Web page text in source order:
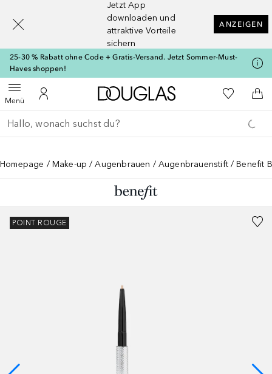
Jetzt App
downloaden und
attraktive Vorteile
sichern
ANZEIGEN
25-30 % Rabatt ohne Code + Gratis-Versand. Jetzt Sommer-Must-
Haves shoppen!
MenüMenü öffnenZu Meinem Kundenkonto
Zur Douglas Startseite
Zu Meiner
Gehe zurück
Suche ausführen
Homepage Make-up Augenbrauen Augenbrauenstift Benefit
POINT ROUGE
[navigation.slideout.screenreader]